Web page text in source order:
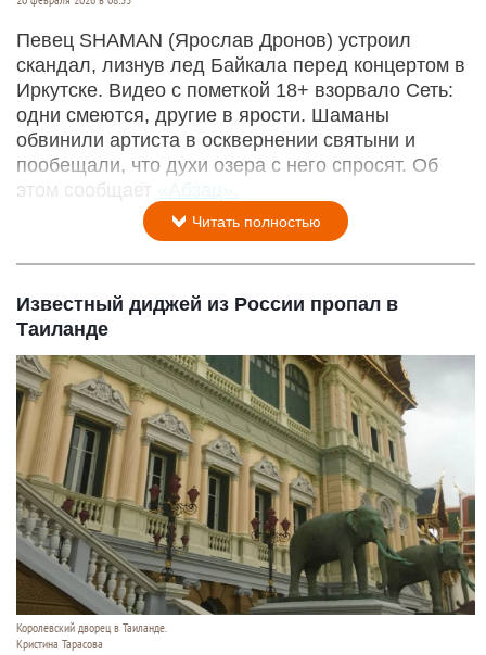
Певец SHAMAN (Ярослав Дронов) устроил
скандал, лизнув лед Байкала перед концертом в
Иркутске. Видео с пометкой 18+ взорвало Сеть:
одни смеются, другие в ярости. Шаманы
обвинили артиста в осквернении святыни и
пообещали, что духи озера с него спросят. Об
этом сообщает
«Абзац».
Читать полностью
Известный диджей из России пропал в
Таиланде
Королевский дворец в Таиланде.
Кристина Тарасова